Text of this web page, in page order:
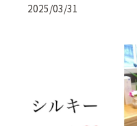
2025/03/31